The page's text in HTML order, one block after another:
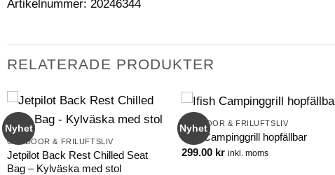
Artikelnummer: 20246344
RELATERADE PRODUKTER
Nyhet
OUTDOOR & FRILUFTSLIV
Jetpilot Back Rest Chilled Seat
Bag – Kylväska med stol
Nyhet
OUTDOOR & FRILUFTSLIV
Ifish Campinggrill hopfällbar
299.00 kr inkl. moms